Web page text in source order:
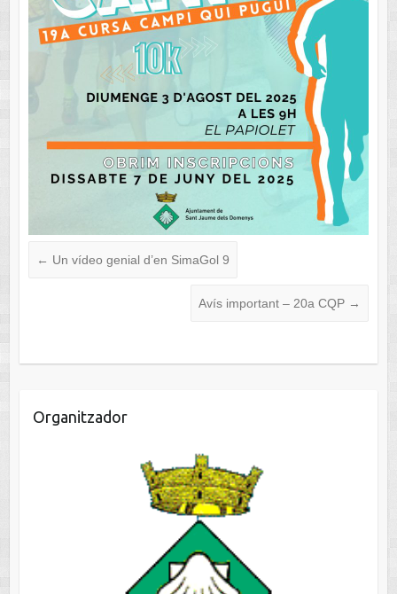
← Un vídeo genial d’en SimaGol 9
Avís important – 20a CQP →
Organitzador